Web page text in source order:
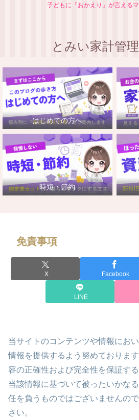
子どもに『おかえり』が言える
とみい家計管
はじめての方へ
時短・節約
免責事項
X Facebook
LINE
当サイトのコンテンツや情報にお
情報を提供するよう努めておりま
容の正確性および完全性を保証す
当該情報に基づいて被ったいかな
任を負うものではございませんの
さい。